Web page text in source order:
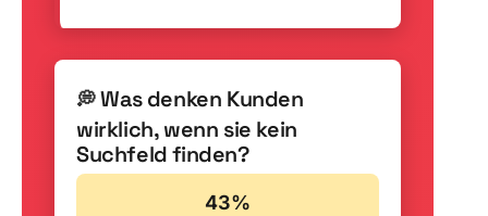
💭Was denken Kunden
wirklich, wenn sie kein
Suchfeld finden?
43%